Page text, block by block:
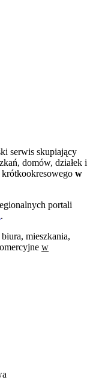
serwis skupiający
domów, działek i
w
portali
.
mieszkania,
w